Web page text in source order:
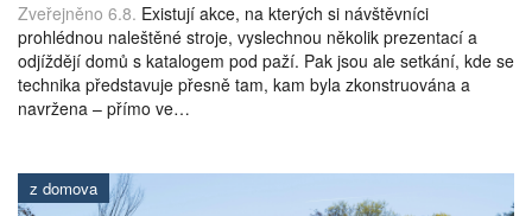
Zveřejněno 6.8. Existují akce, na kterých si návštěvníci
prohlédnou naleštěné stroje, vyslechnou několik prezentací a
odjíždějí domů s katalogem pod paží. Pak jsou ale setkání, kde se
technika představuje přesně tam, kam byla zkonstruována a
navržena – přímo ve…
z domova